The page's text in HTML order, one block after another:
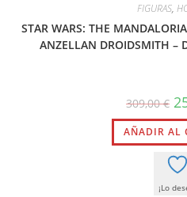
FIGURAS,
STAR WARS: THE
ANZELLAN DROIDSMITH –
309,00€ El
AÑADIR AL
¡Lo